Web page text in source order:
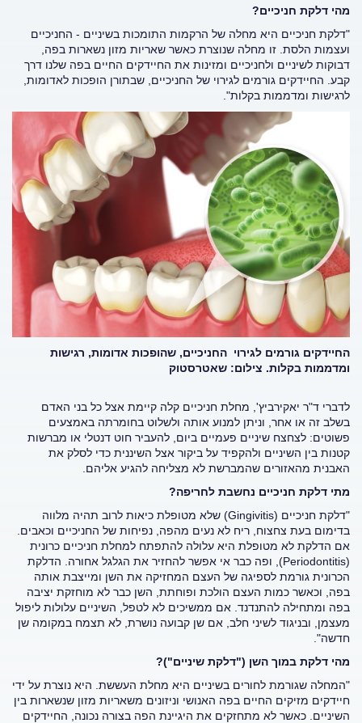
מהי דלקת חניכיים?
"דלקת חניכיים היא מחלה של הרקמות התומכות בשיניים - החניכיים
ועצמות הלסת. זו מחלה שנוצרת כאשר שאריות מזון נשארות בפה,
דבוקות לשיניים ולחניכיים ומזינות את החיידקים החיים בפה שלנו דרך
קבע. החיידקים גורמים לגירוי של החניכיים, שבתורן הופכות לאדומות,
לרגישות ומדממות בקלות".
החיידקים גורמים לגירוי החניכיים, שהופכות אדומות, רגישות
ומדממות בקלות. צילום: שאטרסטוק
לדברי ד"ר יאקירביץ', מחלת חניכיים קלה קיימת אצל כל בני האדם
בשלב זה או אחר, וניתן למנוע אותה ולשלוט בחומרתה באמצעים
פשוטים: לצחצח שיניים פעמיים ביום, להעביר חוט דנטלי או מברשות
קטנות בין השיניים ולהקפיד על ביקור אצל השיננית כדי לסלק את
האבנית מהאזורים שהמברשת לא מצליחה להגיע אליהם.
מתי דלקת חניכיים נחשבת לחריפה?
"דלקת חניכיים (Gingivitis) שלא מטופלת כיאות לרוב תהיה מלווה
בדימום בעת צחצוח, ריח לא נעים מהפה, נפיחות של החניכיים וכאבים.
אם הדלקת לא מטופלת היא עלולה להתפתח למחלת חניכיים כרונית
(Periodontitis), ופה כבר אי אפשר להחזיר את הגלגל אחורה. הדלקת
הכרונית גורמת לספיגה של העצם המחזיקה את השן ומייצבת אותה
בפה, וכאשר כמות העצם הולכת ופוחתת, השן כבר לא מוחזקת יציבה
בפה ומתחילה להתנדנד. אם ממשיכים לא לטפל, השיניים עלולות ליפול
מעצמן, ובניגוד לשיני חלב, אם שן קבועה נושרת, לא תצמח במקומה שן
חדשה".
מהי דלקת במוך השן ("דלקת שיניים")?
"המחלה שגורמת לחורים בשיניים היא מחלת העששת. היא נוצרת על ידי
חיידקים מזיקים החיים בפה האנושי וניזונים משאריות מזון שנשארות בין
השיניים. כאשר לא מתחזקים את היגיינת הפה בצורה נכונה, החיידקים